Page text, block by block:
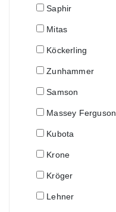
Saphir
Mitas
Köckerling
Zunhammer
Samson
Massey Ferguson
Kubota
Krone
Kröger
Lehner